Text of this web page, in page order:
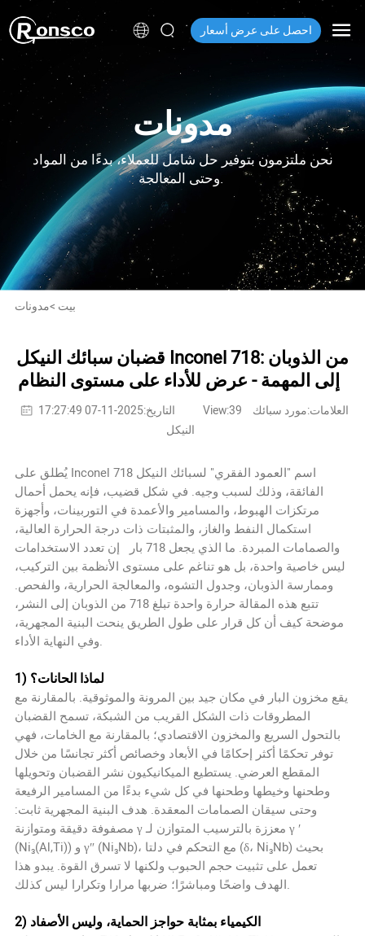
احصل على عرض أسعار
مدونات
نحن ملتزمون بتوفير حل شامل للعملاء، بدءًا من المواد
وحتى المعالجة.
بيت >مدونات
قضبان سبائك النيكل Inconel 718: من الذوبان
إلى المهمة - عرض للأداء على مستوى النظام
View:39
العلامات:مورد سبائك
النيكل
يُطلق على Inconel 718 اسم "العمود الفقري" لسبائك النيكل
الفائقة، وذلك لسبب وجيه. في شكل قضيب، فإنه يحمل أحمال
مرتكزات الهبوط، والمسامير والأعمدة في التوربينات، وأجهزة
استكمال النفط والغاز، والمثبتات ذات درجة الحرارة العالية،
والصمامات المبردة. ما الذي يجعل718 بار
إن تعدد الاستخدامات
ليس خاصية واحدة، بل هو تناغم على مستوى الأنظمة بين التركيب،
وممارسة الذوبان، وجدول التشوه، والمعالجة الحرارية، والفحص.
تتبع هذه المقالة حرارة واحدة تبلغ 718 من الذوبان إلى النشر،
موضحة كيف أن كل قرار على طول الطريق ينحت البنية المجهرية،
وفي النهاية الأداء.
يقع مخزون البار في مكان جيد بين المرونة والموثوقية. بالمقارنة مع
المطروقات ذات الشكل القريب من الشبكة، تسمح القضبان
بالتحول السريع والمخزون الاقتصادي؛ بالمقارنة مع الخامات، فهي
توفر تحكمًا أكثر إحكامًا في الأبعاد وخصائص أكثر تجانسًا من خلال
المقطع العرضي. يستطيع الميكانيكيون نشر القضبان وتحويلها
وطحنها وخيطها وطحنها في كل شيء بدءًا من المسامير الرفيعة
وحتى سيقان الصمامات المعقدة. هدف البنية المجهرية ثابت:
مصفوفة دقيقة ومتوازنة γ معززة بالترسيب المتوازن لـ γ ′
(Ni₃(Al,Ti)) و γ″ (Ni₃Nb)، مع التحكم في دلتا (δ، Ni₃Nb) بحيث
تعمل على تثبيت حجم الحبوب ولكنها لا تسرق القوة. يبدو هذا
الهدف واضحًا ومباشرًا؛ ضربها مرارا وتكرارا ليس كذلك.
2) الكيمياء بمثابة حواجز الحماية، وليس الأصفاد